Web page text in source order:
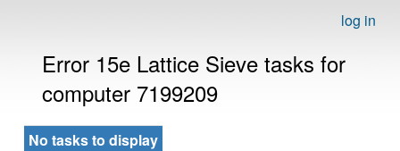
log in
Error 15e Lattice Sieve tasks for
computer 7199209
No tasks to display